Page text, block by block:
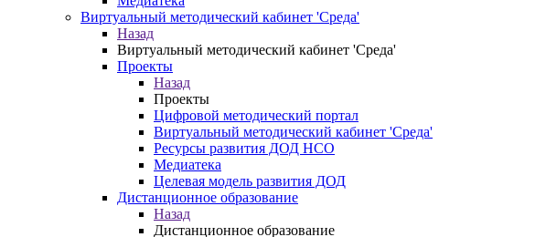
Виртуальный методический кабинет 'Среда'
Назад
Виртуальный методический кабинет 'Среда'
Проекты
Назад
Проекты
Цифровой методический портал
Виртуальный методический кабинет 'Среда'
Ресурсы развития ДОД НСО
Медиатека
Целевая модель развития ДОД
Дистанционное образование
Назад
Дистанционное образование